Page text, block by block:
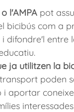
l'AMPA pot
bicibús com a
difondre'l entre
ja utilitzen la
poden
i aportar